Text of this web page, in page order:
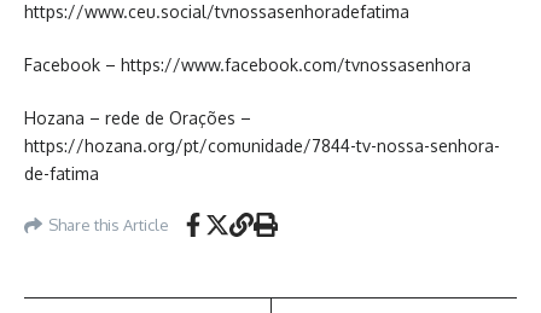
https://www.ceu.social/tvnossasenhoradefatima
Facebook – https://www.facebook.com/tvnossasenhora
Hozana – rede de Orações –
https://hozana.org/pt/comunidade/7844-tv-nossa-senhora-
de-fatima
Share this Article